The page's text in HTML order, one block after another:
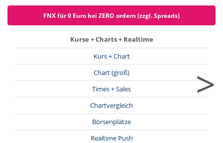
FNX für 0 Euro bei ZERO ordern (zzgl. Spreads)
Kurse + Charts + Realtime
Kurs + Chart
Chart (groß)
Times + Sales
Chartvergleich
Börsenplätze
Realtime Push
>